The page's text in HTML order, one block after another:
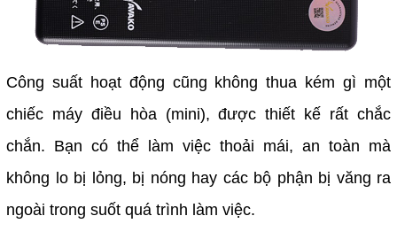
Công suất hoạt động cũng không thua kém gì một
chiếc máy điều hòa (mini), được thiết kế rất chắc
chắn. Bạn có thể làm việc thoải mái, an toàn mà
không lo bị lỏng, bị nóng hay các bộ phận bị văng ra
ngoài trong suốt quá trình làm việc.